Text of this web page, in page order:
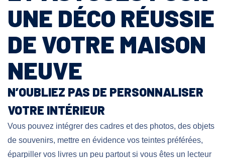
UNE DÉCO RÉUSSIE
DE VOTRE MAISON
NEUVE
N’OUBLIEZ PAS DE PERSONNALISER
VOTRE INTÉRIEUR
Vous pouvez intégrer des cadres et des photos, des objets
de souvenirs, mettre en évidence vos teintes préférées,
éparpiller vos livres un peu partout si vous êtes un lecteur